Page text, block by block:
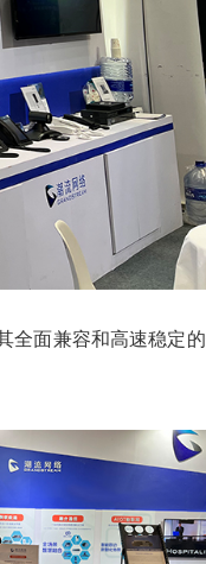
全面兼容和高速稳定